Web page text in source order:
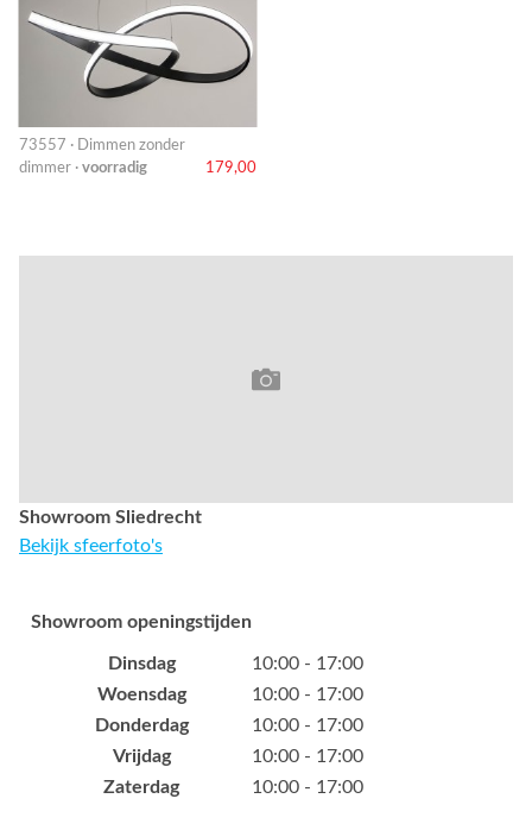
73557 · Dimmen zonder
dimmer · voorradig 179,00
Showroom Sliedrecht
Bekijk sfeerfoto's
Showroom openingstijden
Dinsdag
10:00 - 17:00
Woensdag
10:00 - 17:00
Donderdag
10:00 - 17:00
Vrijdag
10:00 - 17:00
Zaterdag
10:00 - 17:00